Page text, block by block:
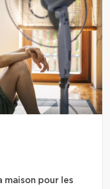
maison pour les